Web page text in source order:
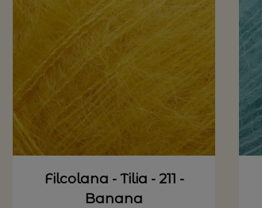
Filcolana - Tilia - 211 -
Banana